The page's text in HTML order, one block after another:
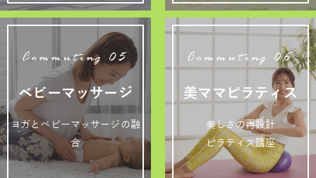
Commuting 05
ベビーマッサージ
ヨガとベビーマッサージの融
合
Commuting 06
美ママピラティス
美しさの再設計
ピラティス講座